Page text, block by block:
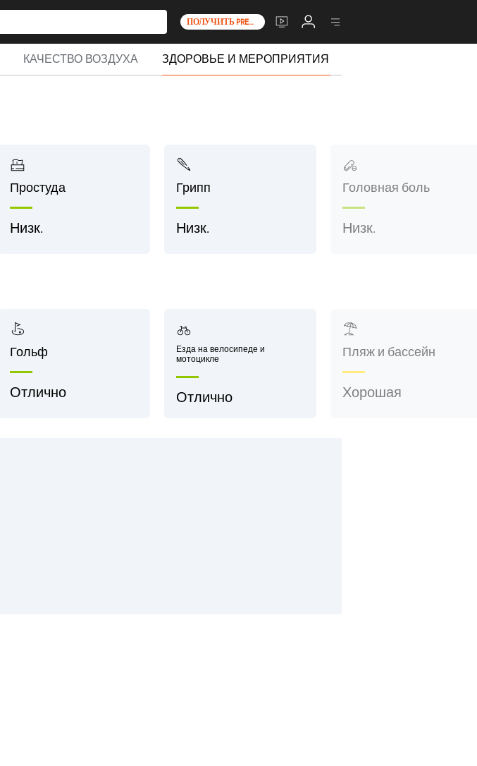
ПОЛУЧИТЬ PREMIUM+
КАЧЕСТВО ВОЗДУХА ЗДОРОВЬЕ И МЕРОПРИЯТИЯ
Простуда
Низк.
Грипп
Низк.
Головная боль
Низк.
Гольф
Отлично
Езда на велосипеде и
мотоцикле
Отлично
Пляж и бассейн
Хорошая